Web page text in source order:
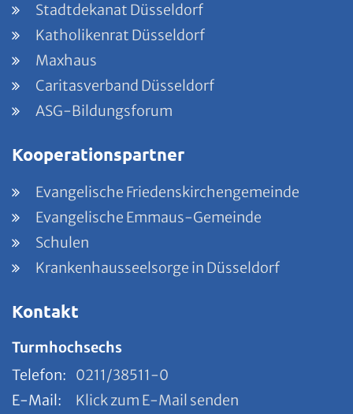
Stadtdekanat Düsseldorf
Katholikenrat Düsseldorf
Maxhaus
Caritasverband Düsseldorf
ASG-Bildungsforum
Kooperationspartner
Evangelische Friedenskirchengemeinde
Evangelische Emmaus-Gemeinde
Schulen
Krankenhausseelsorge in Düsseldorf
Kontakt
Turmhochsechs
Telefon:
0211/38511-0
E-Mail:
Klick zum E-Mail senden